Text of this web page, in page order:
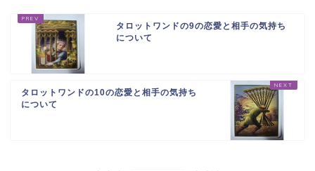
タロットワンドの9の恋愛と相手の気持ち
について
タロットワンドの10の恋愛と相手の気持ち
について